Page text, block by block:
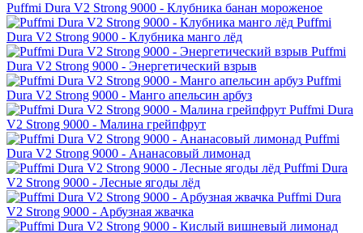
Puffmi Dura V2 Strong 9000 - Клубника банан мороженое
Puffmi
Dura V2 Strong 9000 - Клубника манго лёд
Puffmi
Dura V2 Strong 9000 - Энергетический взрыв
Puffmi
Dura V2 Strong 9000 - Манго апельсин арбуз
Puffmi Dura
V2 Strong 9000 - Малина грейпфрут
Puffmi
Dura V2 Strong 9000 - Ананасовый лимонад
Puffmi Dura
V2 Strong 9000 - Лесные ягоды лёд
Puffmi Dura
V2 Strong 9000 - Арбузная жвачка